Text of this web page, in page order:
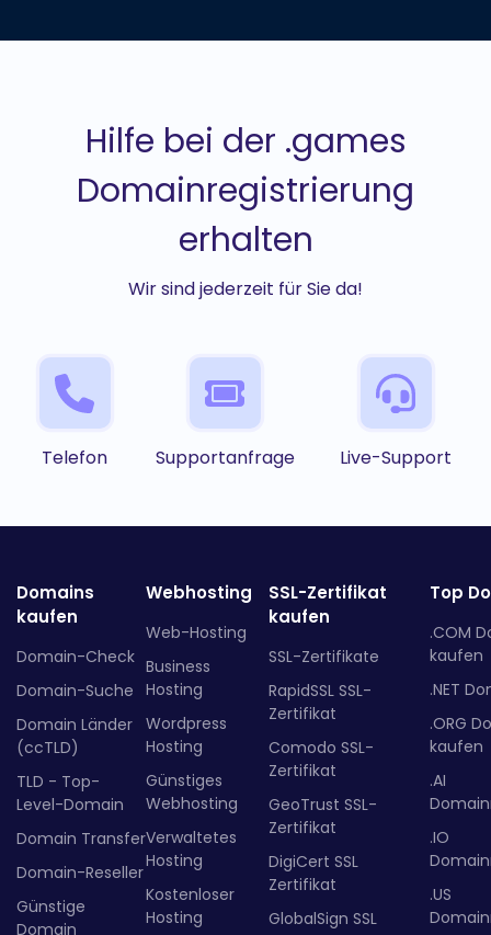
Hilfe bei der .games
Domainregistrierung
erhalten
Wir sind jederzeit für Sie da!
Telefon Supportanfrage Live-Support
Domains
kaufen
Domain-Check
Domain-Suche
Domain Länder
(ccTLD)
TLD - Top-
Level-Domain
Domain Transfer
Domain-Reseller
Günstige
Domain
Webhosting
Web-Hosting
Business
Hosting
Wordpress
Hosting
Günstiges
Webhosting
Verwaltetes
Hosting
Kostenloser
Hosting
SSL-Zertifikat
kaufen
SSL-Zertifikate
RapidSSL SSL-
Zertifikat
Comodo SSL-
Zertifikat
GeoTrust SSL-
Zertifikat
DigiCert SSL
Zertifikat
GlobalSign SSL
Top
.COM
kaufen
.NET
.ORG
kaufen
.AI
.IO
.US